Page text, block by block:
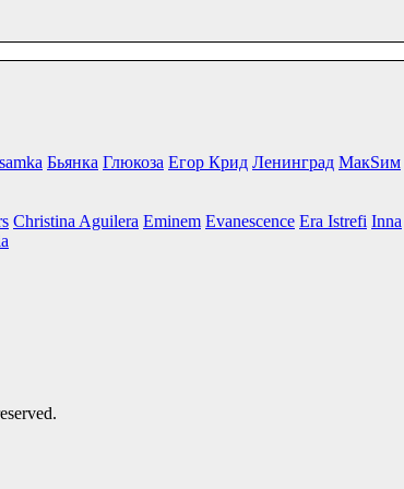
Бьянка Глюкоза Егор Крид Ленинград МакSим
Christina Aguilera Eminem Evanescence Era Istrefi Inna